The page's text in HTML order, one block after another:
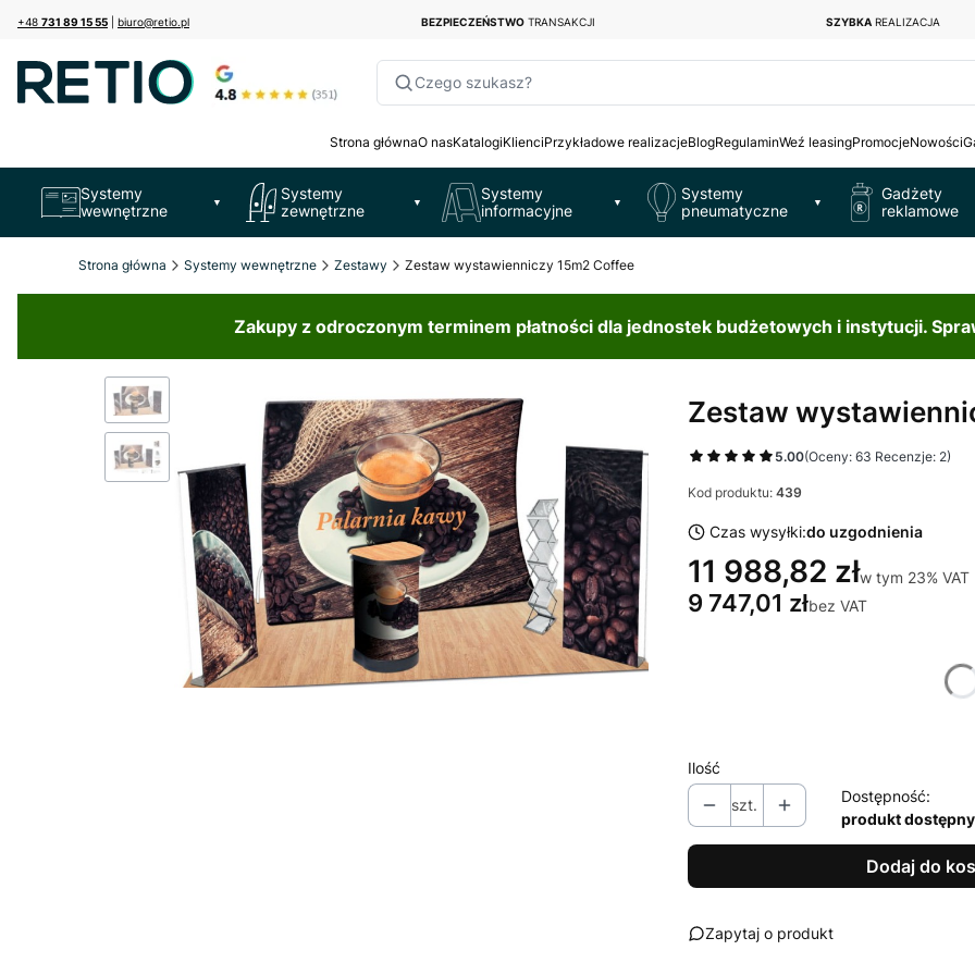
+48 731 89 15 55 biuro@retio.pl BEZPIECZEŃSTWO TRANSAKCJI SZYBKAREALIZACJA
Czego szukasz?
Strona głównaO nasKatalogiKlienciPrzykładowe realizacjeBlogRegulaminWeź leasingPromocjeNowości
Systemy
wewnętrzne
▼
Systemy
zewnętrzne
▼
Systemy
informacyjne
▼
Systemy
pneumatyczne
▼
Gadżety
reklamowe
Strona główna Systemy wewnętrzne Zestawy Zestaw wystawienniczy 15m2 Coffee
Zakupy z odroczonym terminem płatności dla jednostek budżetowych i instytucji.
Zestaw
5.00(Oceny: 63 Recenzje: 2)
Kod produktu: 439
Czas wysyłki:do uzgodnienia
11 988,82 złw tym 23% VAT
w tym 23% VAT
9 747,01 złbez VAT
Poszczególne warianty mogą różnić się
Ilość
szt.
Dostępność:
produkt dostępny
Dodaj do
Zapytaj o produkt